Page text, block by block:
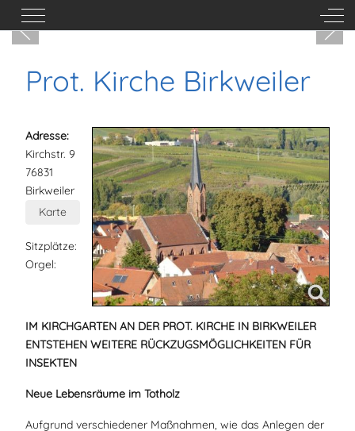
Mobile Menu Toggle Off-
Prot. Kirche Birkweiler
Adresse:
Kirchstr. 9
76831
Birkweiler
Karte
Sitzplätze:
Orgel:
IM KIRCHGARTEN AN DER PROT. KIRCHE IN BIRKWEILER
ENTSTEHEN WEITERE RÜCKZUGSMÖGLICHKEITEN FÜR
INSEKTEN
Neue Lebensräume im Totholz
Aufgrund verschiedener Maßnahmen, wie das Anlegen der